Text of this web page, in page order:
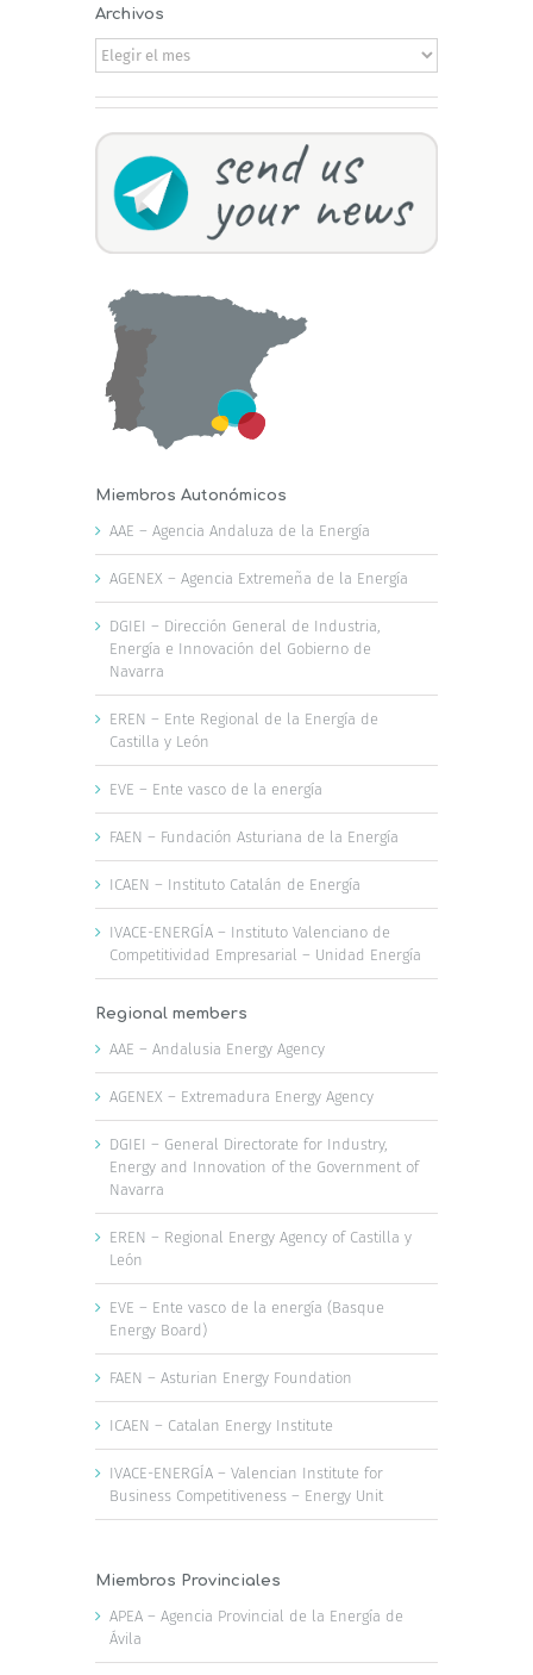
Archivos
Archivos
Miembros Autonómicos
AAE – Agencia Andaluza de la Energía
AGENEX – Agencia Extremeña de la Energía
DGIEI – Dirección General de Industria,
Energía e Innovación del Gobierno de
Navarra
EREN – Ente Regional de la Energía de
Castilla y León
EVE – Ente vasco de la energía
FAEN – Fundación Asturiana de la Energía
ICAEN – Instituto Catalán de Energía
IVACE-ENERGÍA – Instituto Valenciano de
Competitividad Empresarial – Unidad Energía
Regional members
AAE – Andalusia Energy Agency
AGENEX – Extremadura Energy Agency
DGIEI – General Directorate for Industry,
Energy and Innovation of the Government of
Navarra
EREN – Regional Energy Agency of Castilla y
León
EVE – Ente vasco de la energía (Basque
Energy Board)
FAEN – Asturian Energy Foundation
ICAEN – Catalan Energy Institute
IVACE-ENERGÍA – Valencian Institute for
Business Competitiveness – Energy Unit
Miembros Provinciales
APEA – Agencia Provincial de la Energía de
Ávila